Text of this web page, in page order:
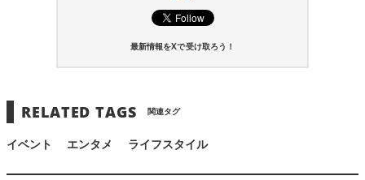
最新情報をXで受け取ろう！
RELATED TAGS 関連タグ
イベント エンタメ ライフスタイル